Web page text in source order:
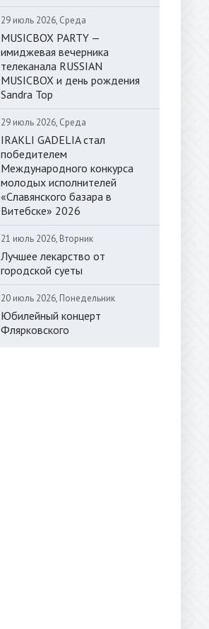
29 июль 2026, Среда
MUSICBOX PARTY —
имиджевая вечерника
телеканала RUSSIAN
MUSICBOX и день рождения
Sandra Top
29 июль 2026, Среда
IRAKLI GADELIA стал
победителем
Международного конкурса
молодых исполнителей
«Славянского базара в
Витебске» 2026
21 июль 2026, Вторник
Лучшее лекарство от
городской суеты
20 июль 2026, Понедельник
Юбилейный концерт
Флярковского